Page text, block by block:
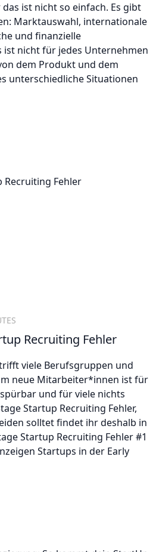
ist nicht so einfach. Es gibt
Marktauswahl, internationale
und finanzielle
ist nicht für jedes Unternehmen
dem Produkt und dem
unterschiedliche Situationen
Recruiting Fehler
viele Berufsgruppen und
neue Mitarbeiter*innen ist für
und für viele nichts
Startup Recruiting Fehler,
solltet findet ihr deshalb in
Startup Recruiting Fehler #1
Startups in der Early